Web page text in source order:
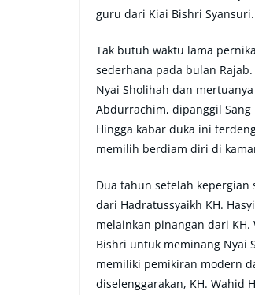
guru dari Kiai Bishri Syansuri.
Tak butuh waktu lama
sederhana pada bulan
Nyai Sholihah dan
Abdurrachim, dipanggil
Hingga kabar duka ini
memilih berdiam diri di
Dua tahun setelah kepergian
dari Hadratussyaikh KH.
melainkan pinangan dari
Bishri untuk meminang Nyai
memiliki pemikiran modern
diselenggarakan, KH. Wahid